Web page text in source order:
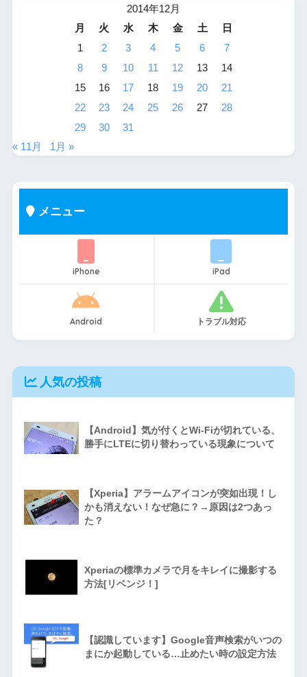
2014年12月
月
火 水 木 金 土
日
1
2 3 4 5 6
7
8
9 10 11 12 13
14
15
16 17 18 19 20
21
22
23 24 25 26 27
28
29
30
31
« 11月
1月 »
メニュー
iPhone iPad
Android トラブル対応
人気の投稿
【Android】気が付くとWi-Fiが切れている、
勝手にLTEに切り替わっている現象について
【Xperia】アラームアイコンが突如出現！し
かも消えない！なぜ急に？→原因は2つあっ
た？
Xperiaの標準カメラで月をキレイに撮影する
方法[リベンジ！]
【認識しています】Google音声検索がいつの
まにか起動している…止めたい時の設定方法